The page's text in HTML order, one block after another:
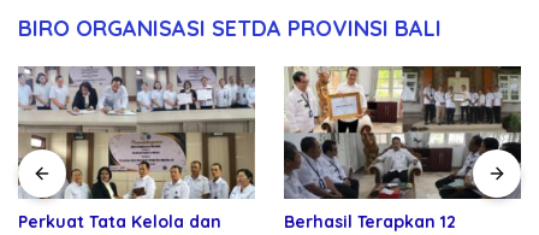
BIRO ORGANISASI SETDA PROVINSI BALI
Perkuat Tata Kelola dan
Berhasil Terapkan 12